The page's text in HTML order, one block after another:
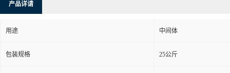
产品详请
用途 中间体
包装规格 25公斤